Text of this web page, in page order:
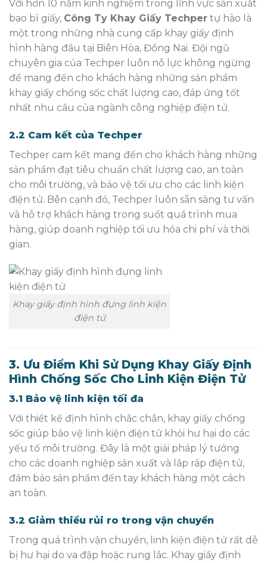
Với hơn 10 năm kinh nghiệm trong lĩnh vực sản xuất
bao bì giấy, Công Ty Khay Giấy Techper tự hào là
một trong những nhà cung cấp khay giấy định
hình hàng đầu tại Biên Hòa, Đồng Nai. Đội ngũ
chuyên gia của Techper luôn nỗ lực không ngừng
để mang đến cho khách hàng những sản phẩm
khay giấy chống sốc chất lượng cao, đáp ứng tốt
nhất nhu cầu của ngành công nghiệp điện tử.
2.2 Cam kết của Techper
Techper cam kết mang đến cho khách hàng những
sản phẩm đạt tiêu chuẩn chất lượng cao, an toàn
cho môi trường, và bảo vệ tối ưu cho các linh kiện
điện tử. Bên cạnh đó, Techper luôn sẵn sàng tư vấn
và hỗ trợ khách hàng trong suốt quá trình mua
hàng, giúp doanh nghiệp tối ưu hóa chi phí và thời
gian.
Khay giấy định hình đựng linh kiện
điện tử
3. Ưu Điểm Khi Sử Dụng Khay Giấy Định
Hình Chống Sốc Cho Linh Kiện Điện Tử
3.1 Bảo vệ linh kiện tối đa
Với thiết kế định hình chắc chắn, khay giấy chống
sốc giúp bảo vệ linh kiện điện tử khỏi hư hại do các
yếu tố môi trường. Đây là một giải pháp lý tưởng
cho các doanh nghiệp sản xuất và lắp ráp điện tử,
đảm bảo sản phẩm đến tay khách hàng một cách
an toàn.
3.2 Giảm thiểu rủi ro trong vận chuyển
Trong quá trình vận chuyển, linh kiện điện tử rất dễ
bị hư hại do va đập hoặc rung lắc. Khay giấy định